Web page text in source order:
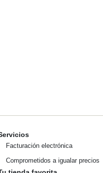
Facturación electrónica
Comprometidos a igualar precios